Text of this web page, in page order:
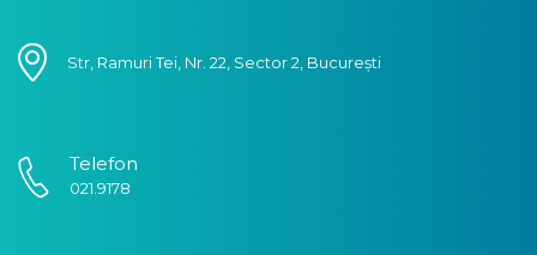
Str, Ramuri Tei, Nr. 22, Sector 2, București
Telefon
021.9178